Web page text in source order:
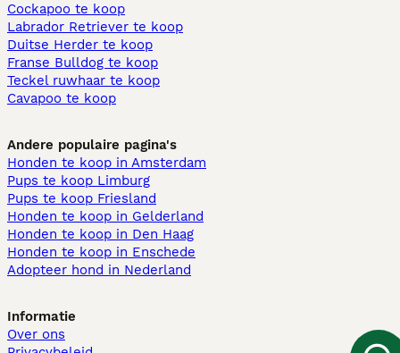
Cockapoo te koop
Labrador Retriever te koop
Duitse Herder te koop
Franse Bulldog te koop
Teckel ruwhaar te koop
Cavapoo te koop
Andere populaire pagina's
Honden te koop in Amsterdam
Pups te koop Limburg​
Pups te koop Friesland​
Honden te koop in Gelderland
Honden te koop in Den Haag
Honden te koop in Enschede
Adopteer hond in Nederland
Informatie
Over ons